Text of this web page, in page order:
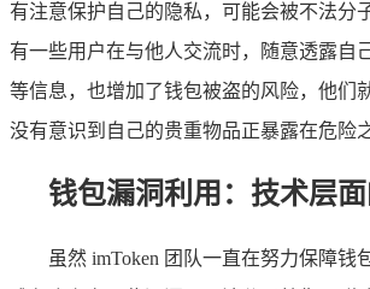
有注意保护自己的隐私，可能会被不法分
有一些用户在与他人交流时，随意透露自
等信息，也增加了钱包被盗的风险，他们
没有意识到自己的贵重物品正暴露在危险
钱包漏洞利用：技术层
虽然 imToken 团队一直在努力保障钱